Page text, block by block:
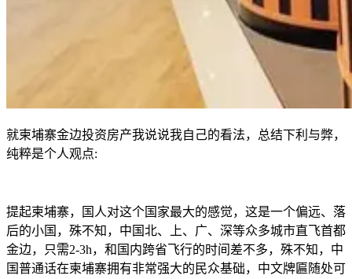
就柬埔寨金边投资房产我说说我自己的看法，总结下利与弊，
纯粹是个人观点:
提起柬埔寨，国人对这个国家最大的感觉，这是一个偏远、落
后的小国，殊不知，中国北、上、广、深等众多城市直飞首都
金边，只需2-3h，和国内跨省飞行的时间差不多，殊不知，中
国普通话在柬埔寨拥有非常强大的民众基础，中文牌匾随处可